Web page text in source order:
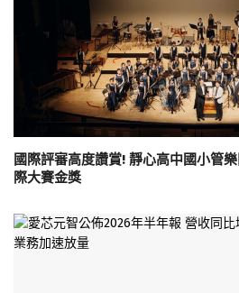
國際評審高度讚賞! 靜心高中國小管
際大賽金獎